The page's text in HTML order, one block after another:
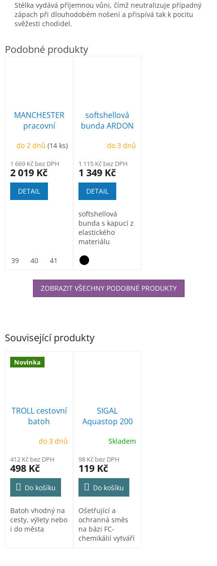
Související produkty
Novinka
TROLL cestovní
batoh
do 3 dnů
412 Kč bez DPH
498 Kč
Do košíku
Batoh vhodný na
cesty, výlety nebo
i do města
SIGAL
Aquastop 200
Skladem
98 Kč bez DPH
119 Kč
Do košíku
Ošetřující a
ochranná směs
na bázi FC-
chemikálií vytváří
Stélka vydává příjemnou vůni, čímž neutralizuje případný
zápach při dlouhodobém nošení a přispívá tak k pocitu
svěžesti chodidel.
MANCHESTER
pracovní
do 2 dnů(14 ks)
1 669 Kč bez DPH
2 019 Kč
DETAIL
39 40 41 43
softshellová
bunda ARDON
do 3 dnů
1 115 Kč bez DPH
1 349 Kč
DETAIL
softshellová
bunda s kapucí z
elastického
materiálu
vnitřní část...
ZOBRAZIT VŠECHNY PODOBNÉ PRODUKTY